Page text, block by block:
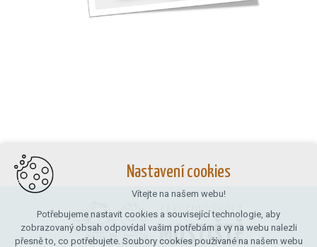
Nastavení cookies
Vítejte na našem webu!
Potřebujeme nastavit cookies a související technologie, aby
zobrazovaný obsah odpovídal vašim potřebám a vy na webu nalezli
přesně to, co potřebujete. Soubory cookies používané na našem webu